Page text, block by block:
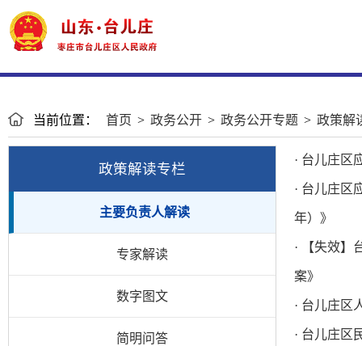
当前位置： 首页 > 政务公开 > 政务公开专题 > 政策解
政策解读专栏
主要负责人解读
专家解读
数字图文
简明问答
· 台儿庄区
· 台儿庄区
年）》
· 【失效】
案》
· 台儿庄区
· 台儿庄区